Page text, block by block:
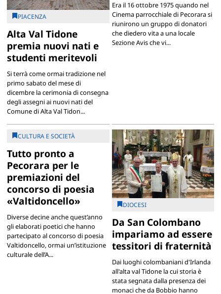
PIACENZA
Alta Val Tidone
premia nuovi nati e
studenti meritevoli
Si terrà come ormai tradizione nel
primo sabato del mese di
dicembre la cerimonia di consegna
degli assegni ai nuovi nati del
Comune di Alta Val Tidon...
Era il 16 ottobre 1975 quando nel
Cinema parrocchiale di Pecorara si
riunirono un gruppo di donatori
che diedero vita a una locale
Sezione Avis che vi...
CULTURA E SOCIETÀ
Tutto pronto a
Pecorara per le
premiazioni del
concorso di poesia
«Valtidoncello»
Diverse decine anche quest’anno
gli elaborati poetici che hanno
partecipato al concorso di poesia
Valtidoncello, ormai un’istituzione
culturale dell’A...
DIOCESI
Da San Colombano
impariamo ad essere
tessitori di fraternità
Dai luoghi colombaniani d'Irlanda
all'alta val Tidone la cui storia è
stata segnata dalla presenza dei
monaci che da Bobbio hanno